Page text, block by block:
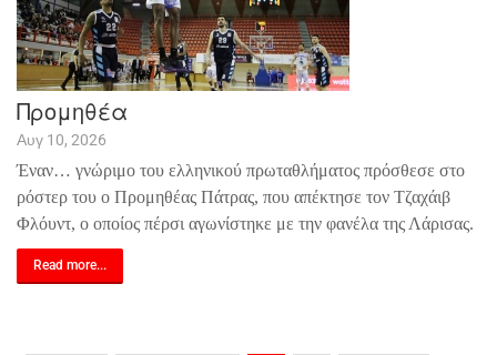
Προμηθέα
Αυγ 10, 2026
Έναν… γνώριμο του ελληνικού πρωταθλήματος πρόσθεσε στο
ρόστερ του ο Προμηθέας Πάτρας, που απέκτησε τον Τζαχάιβ
Φλόυντ, ο οποίος πέρσι αγωνίστηκε με την φανέλα της Λάρισας.
Read more...